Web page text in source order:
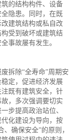
的结构构件、设备
隐患。同时，在既
建筑结构或私自改
受到破坏或建筑结
事故屡有发生。
拆除“全寿命”周期安
定，促进经济发展
既有建筑安全，针
，多次强调要切实
步提高政治站位、
化建设为导向，按
确保安全”的原则，